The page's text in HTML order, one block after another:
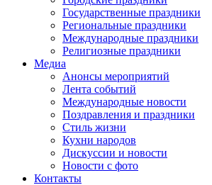
Государственные праздники
Региональные праздники
Международные праздники
Религиозные праздники
Медиа
Анонсы мероприятий
Лента событий
Международные новости
Поздравления и праздники
Cтиль жизни
Кухни народов
Дискуссии и новости
Новости с фото
Контакты